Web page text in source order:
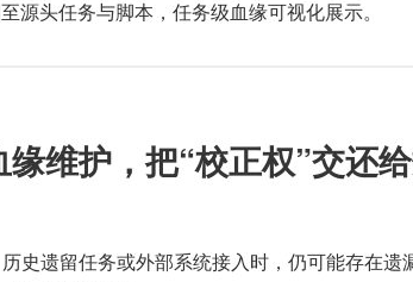
源头任务与脚本，任务级血缘可视化展示。
维护，把“校正权”交还
史遗留任务或外部系统接入时，仍可能存在遗